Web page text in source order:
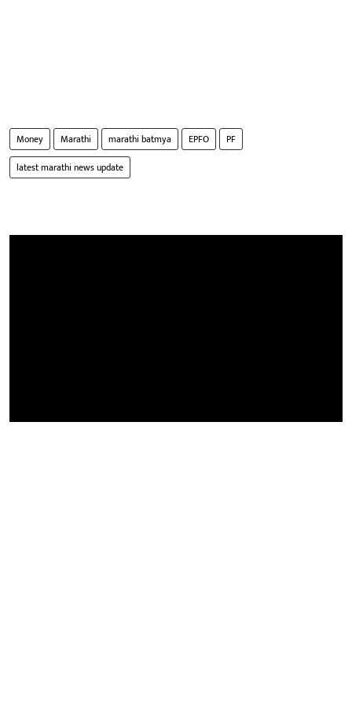
Money Marathi marathi batmya EPFO
PF
latest marathi news update